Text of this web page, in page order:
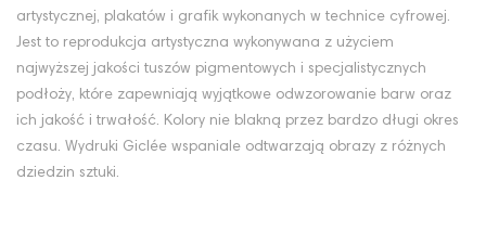
artystycznej, plakatów i grafik wykonanych w technice cyfrowej.
Jest to reprodukcja artystyczna wykonywana z użyciem
najwyższej jakości tuszów pigmentowych i specjalistycznych
podłoży, które zapewniają wyjątkowe odwzorowanie barw oraz
ich jakość i trwałość. Kolory nie blakną przez bardzo długi okres
czasu. Wydruki Giclée wspaniale odtwarzają obrazy z różnych
dziedzin sztuki.